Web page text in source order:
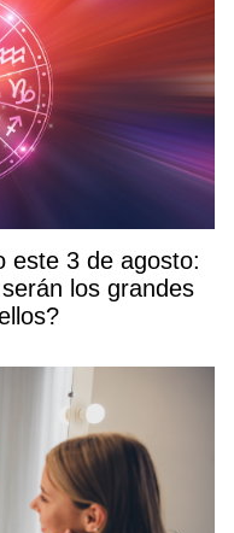
este 3 de agosto:
los grandes